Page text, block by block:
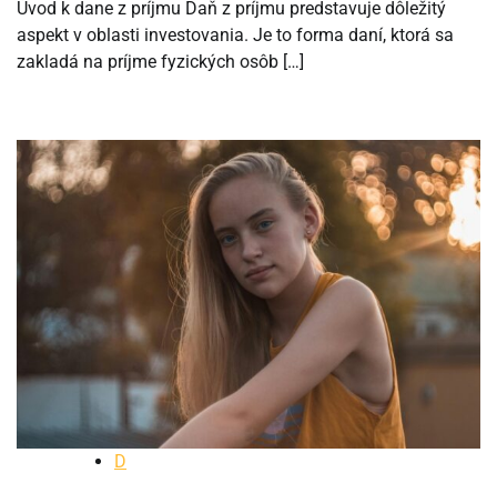
Úvod k dane z príjmu Daň z príjmu predstavuje dôležitý
aspekt v oblasti investovania. Je to forma daní, ktorá sa
zakladá na príjme fyzických osôb […]
D